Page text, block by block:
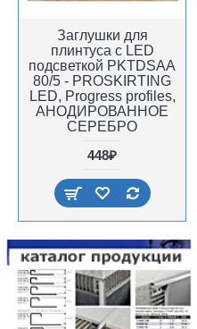
Заглушки для
плинтуса с LED
подсветкой PKTDSAA
80/5 - PROSKIRTING
LED, Progress profiles,
АНОДИРОВАННОЕ
СЕРЕБРО
448₽